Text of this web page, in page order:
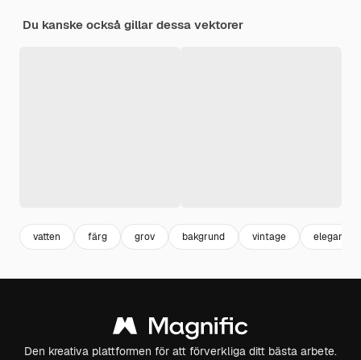
Du kanske också gillar dessa vektorer
vatten färg grov bakgrund vintage elegant
Den kreativa plattformen för att förverkliga ditt bästa arbete.